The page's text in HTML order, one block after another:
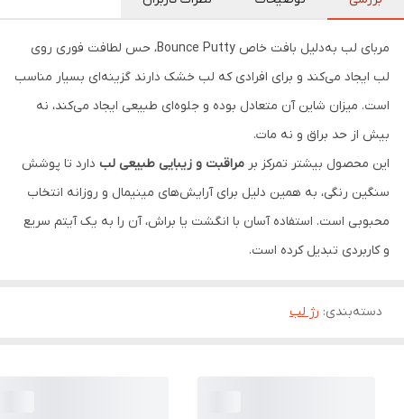
مربای لب به‌دلیل بافت خاص Bounce Putty، حس لطافت فوری روی
لب ایجاد می‌کند و برای افرادی که لب خشک دارند گزینه‌ای بسیار مناسب
است. میزان شاین آن متعادل بوده و جلوه‌ای طبیعی ایجاد می‌کند، نه
بیش از حد براق و نه مات.
این محصول بیشتر تمرکز بر مراقبت و زیبایی طبیعی لب دارد تا پوشش
سنگین رنگی، به همین دلیل برای آرایش‌های مینیمال و روزانه انتخاب
محبوبی است. استفاده آسان با انگشت یا براش، آن را به یک آیتم سریع
و کاربردی تبدیل کرده است.
دسته‌بندی: رژ لب